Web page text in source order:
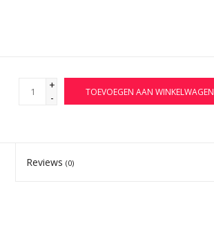
+
-
TOEVOEGEN AAN WINKELWAGEN
Reviews(0)